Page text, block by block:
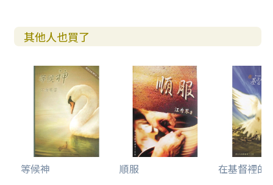
其他人也買了
等候神 順服 在基督裡的